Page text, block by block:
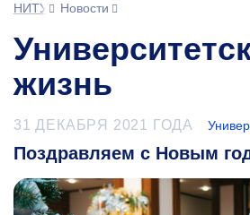
НИТУ МИСИС
Новости
жизнь
31 ДЕКАБРЯ 2021 ГОДА
Поздравляем с Новым